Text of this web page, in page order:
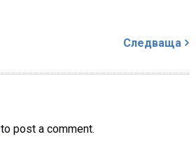
Следваща
to post a comment.